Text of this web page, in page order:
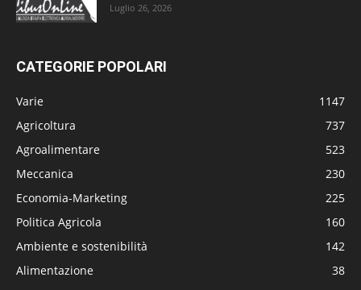
Luglio 26, 2026
CATEGORIE POPOLARI
Varie
1147
Agricoltura
737
Agroalimentare
523
Meccanica
230
Economia-Marketing
225
Politica Agricola
160
Ambiente e sostenibilità
142
Alimentazione
38